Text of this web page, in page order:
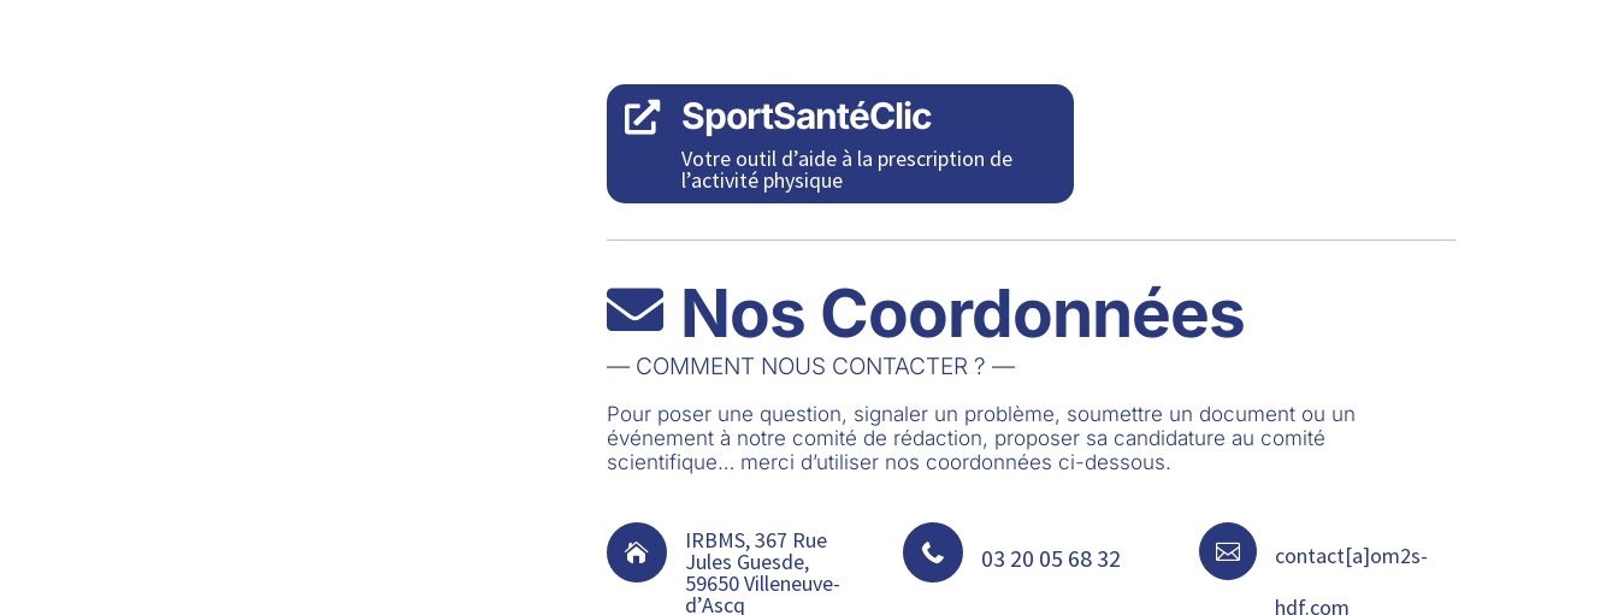
 SportSantéClic
Votre outil d’aide à la prescription de
l’activité physique
 Nos Coordonnées
— COMMENT NOUS CONTACTER ? —
Pour poser une question, signaler un problème, soumettre un document ou un
événement à notre comité de rédaction, proposer sa candidature au comité
scientifique… merci d’utiliser nos coordonnées ci-dessous.
 IRBMS, 367 Rue
Jules Guesde,
59650 Villeneuve-
d’Ascq
 03 20 05 68 32 
contact[a]om2s-
hdf.com